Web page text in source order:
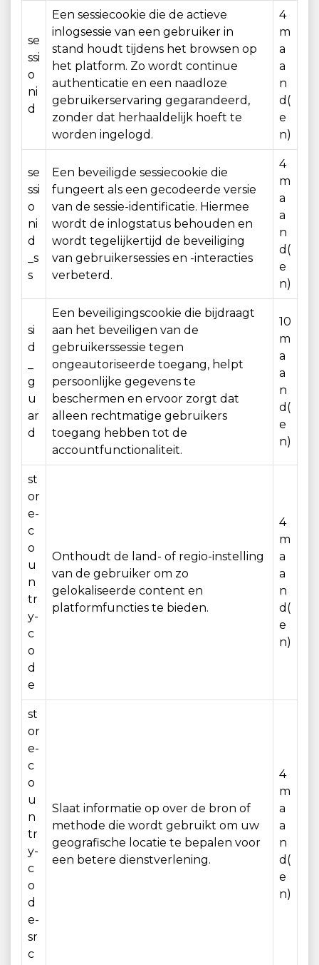
se
ssi
o
ni
d
Een sessiecookie die de actieve
inlogsessie van een gebruiker in
stand houdt tijdens het browsen op
het platform. Zo wordt continue
authenticatie en een naadloze
gebruikerservaring gegarandeerd,
zonder dat herhaaldelijk hoeft te
worden ingelogd.
4
m
a
a
n
d(
e
n)
se
ssi
o
ni
d
_s
s
Een beveiligde sessiecookie die
fungeert als een gecodeerde versie
van de sessie-identificatie. Hiermee
wordt de inlogstatus behouden en
wordt tegelijkertijd de beveiliging
van gebruikersessies en -interacties
verbeterd.
4
m
a
a
n
d(
e
n)
si
d
g
u
ar
d
Een beveiligingscookie die bijdraagt ​​
aan het beveiligen van de
gebruikerssessie tegen
ongeautoriseerde toegang, helpt
persoonlijke gegevens te
beschermen en ervoor zorgt dat
alleen rechtmatige gebruikers
toegang hebben tot de
accountfunctionaliteit.
10
m
a
a
n
d(
e
n)
st
or
e-
c
o
u
n
tr
y-
c
o
d
e
Onthoudt de land- of regio-instelling
van de gebruiker om zo
gelokaliseerde content en
platformfuncties te bieden.
4
m
a
a
n
d(
e
n)
st
or
e-
c
o
u
n
tr
y-
c
o
d
e-
sr
c
Slaat informatie op over de bron of
methode die wordt gebruikt om uw
geografische locatie te bepalen voor
een betere dienstverlening.
4
m
a
a
n
d(
e
n)